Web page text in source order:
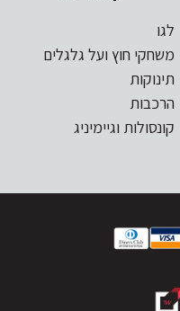
לגו
משחקי חוץ ועל גלגלים
תינוקות
הרכבות
קונסולות וגיימיניג